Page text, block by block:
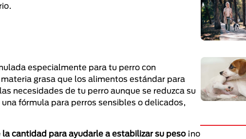
especialmente para tu perro con
grasa que los alimentos estándar para
necesidades de tu perro aunque se reduzca su
fórmula para perros sensibles o delicados,
cantidad para ayudarle a estabilizar su peso ¡no